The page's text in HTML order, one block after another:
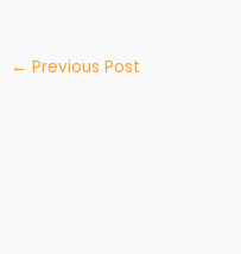
← Previous Post